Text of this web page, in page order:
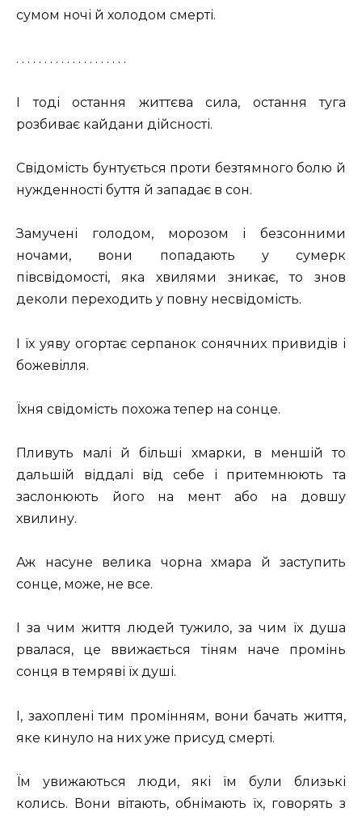
сумом ночі й холодом смерті.
. . . . . . . . . . . . . . . . . . . .
І тоді остання життєва сила, остання туга
розбиває кайдани дійсності.
Свідомість бунтується проти безтямного болю й
нужденності буття й западає в сон.
Замучені голодом, морозом і безсонними
ночами, вони попадають у сумерк
півсвідомості, яка хвилями зникає, то знов
деколи переходить у повну несвідомість.
І їх уяву огортає серпанок сонячних привидів і
божевілля.
Їхня свідомість похожа тепер на сонце.
Пливуть малі й більші хмарки, в меншій то
дальшій віддалі від себе і притемнюють та
заслонюють його на мент або на довшу
хвилину.
Аж насуне велика чорна хмара й заступить
сонце, може, не все.
І за чим життя людей тужило, за чим їх душа
рвалася, це ввижається тіням наче промінь
сонця в темряві їх душі.
І, захоплені тим промінням, вони бачать життя,
яке кинуло на них уже присуд смерті.
Їм увижаються люди, які їм були близькі
колись. Вони вітають, обнімають їх, говорять з